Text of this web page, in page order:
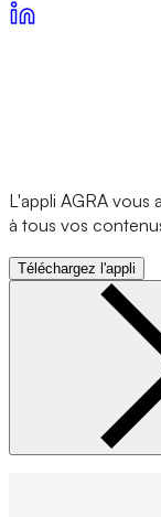
L'appli AGRA
à tous vos
Téléchargez l'appli